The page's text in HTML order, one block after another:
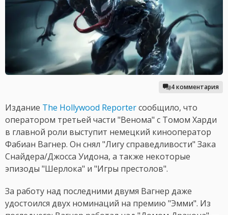
4 комментария
Издание The Hollywood Reporterсообщило, что
оператором третьей части "Венома" с Томом Харди
в главной роли выступит немецкий кинооператор
Фабиан Вагнер. Он снял "Лигу справедливости" Зака
Снайдера/Джосса Уидона, а также некоторые
эпизоды "Шерлока" и "Игры престолов".
За работу над последними двумя Вагнер даже
удостоился двух номинаций на премию "Эмми". Из